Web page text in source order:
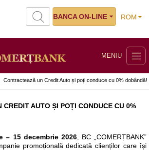
ROM
BANCA ON-LINE
MENIU
Contractează un Credit Auto și poți conduce cu 0% dobândă!
CREDIT AUTO ȘI POȚI CONDUCE CU 0%
– 15 decembrie 2026, BC „COMERȚBANK”
promoțională dedicată clienților care își